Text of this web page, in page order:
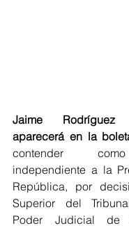
Jaime
aparecerá en la
contender
independiente a la
República, por
Superior del
Poder Judicial de